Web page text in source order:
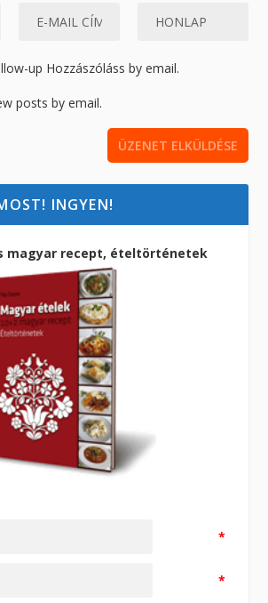
up Hozzászóláss by email.
posts by email.
INGYEN!
magyar recept, ételtörténetek
*
*